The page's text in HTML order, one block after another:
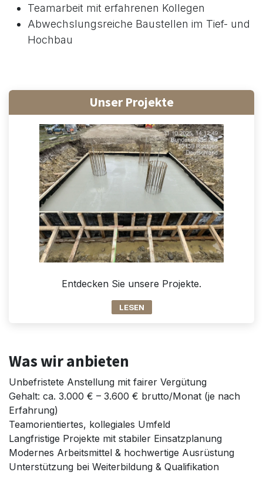
Teamarbeit mit erfahrenen Kollegen
Abwechslungsreiche Baustellen im Tief- und
Hochbau
Unser Projekte
Entdecken Sie unsere Projekte.
LESEN
Was wir anbieten
Unbefristete Anstellung mit fairer Vergütung
Gehalt: ca. 3.000 € – 3.600 € brutto/Monat (je nach
Erfahrung)
Teamorientiertes, kollegiales Umfeld
Langfristige Projekte mit stabiler Einsatzplanung
Modernes Arbeitsmittel & hochwertige Ausrüstung
Unterstützung bei Weiterbildung & Qualifikation